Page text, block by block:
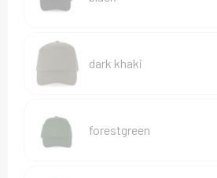
T-Shirts
Veiligheidsvesten en Veiligheidshesjes
Vesten
dark khaki
forestgreen